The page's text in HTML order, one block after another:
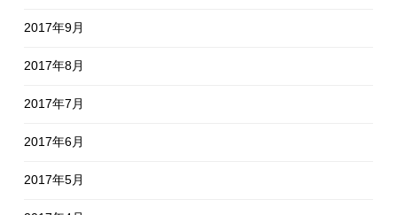
2017年9月
2017年8月
2017年7月
2017年6月
2017年5月